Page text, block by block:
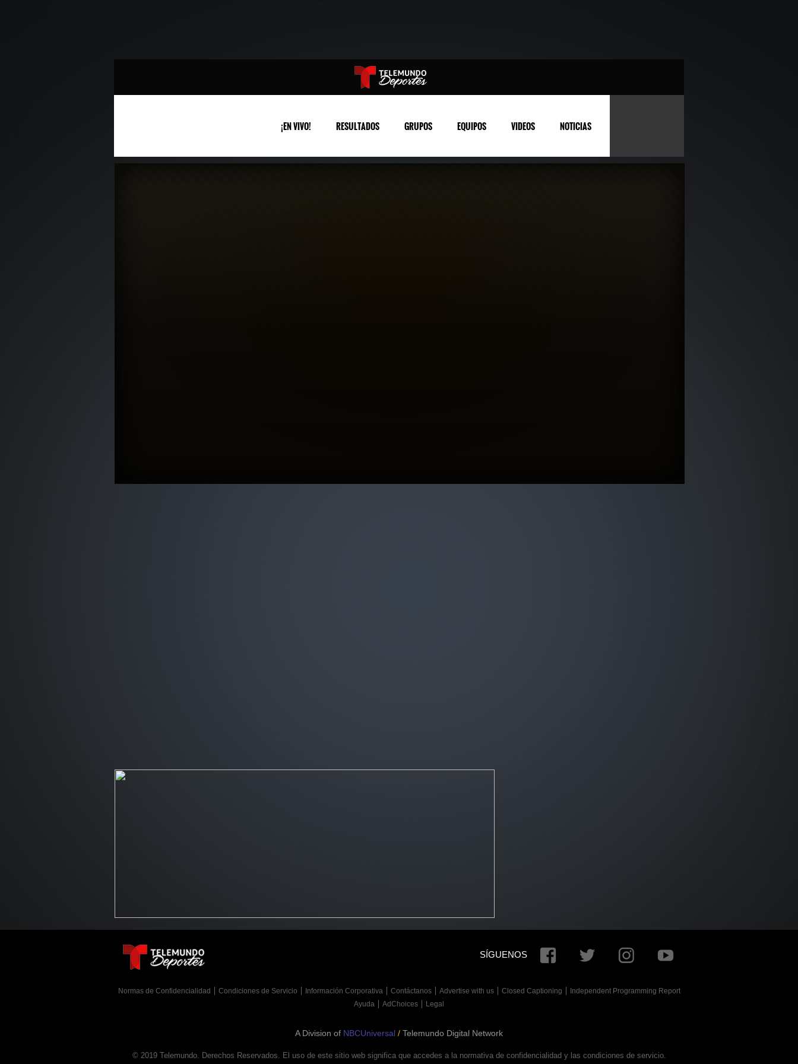
¡EN VIVO! RESULTADOS GRUPOS EQUIPOS VIDEOS NOTICIAS
SÍGUENOS
Normas de Confidencialidad Condiciones de Servicio Información Corporativa Contáctanos Advertise with us Closed Captioning
Independent Programming Report
Ayuda
AdChoices Legal
A Division of NBCUniversal / Telemundo Digital Network
© 2019 Telemundo. Derechos Reservados. El uso de este sitio web significa que accedes a la normativa de confidencialidad y las condiciones de servicio.